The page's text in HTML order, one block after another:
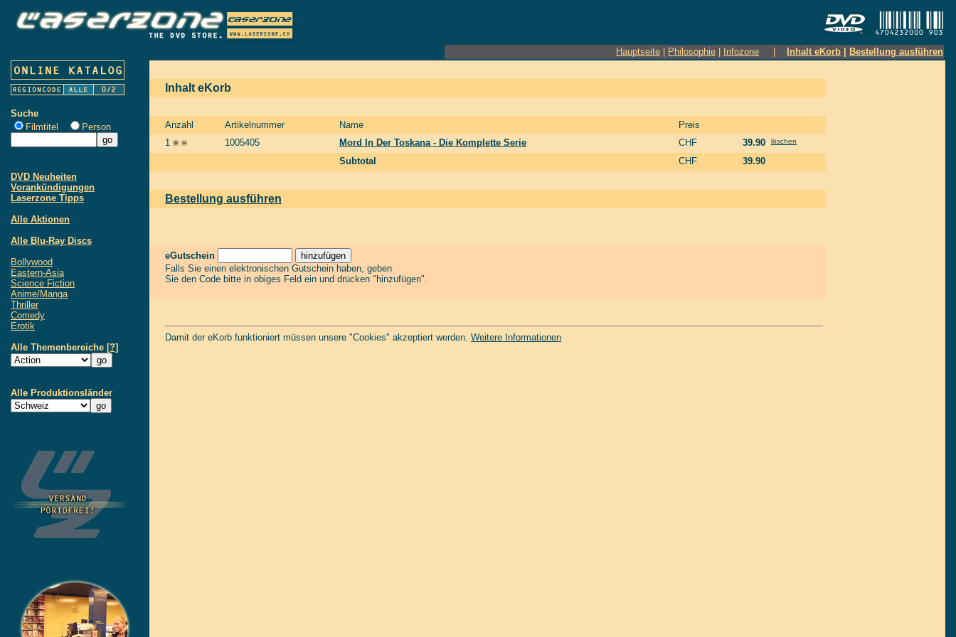
Hauptseite Philosophie Infozone Inhalt eKorb Bestellung ausführen
Suche
Filmtitel
Person
DVD Neuheiten
Vorankündigungen
Laserzone Tipps
Alle Aktionen
Alle Blu-Ray Discs
Bollywood
Eastern-Asia
Science Fiction
Anime/Manga
Thriller
Comedy
Erotik
Alle Themenbereiche [?]
Alle Produktionsländer
Inhalt eKorb
Anzahl Artikelnummer Name
Preis
1
1005405 Mord In Der Toskana - Die Komplette Serie CHF 39.90 löschen
Subtotal CHF 39.90
Bestellung ausführen
eGutschein
Falls Sie einen elektronischen Gutschein haben, geben
Sie den Code bitte in obiges Feld ein und drücken "hinzufügen".
Damit der eKorb funktioniert müssen unsere "Cookies" akzeptiert werden. Weitere Informationen